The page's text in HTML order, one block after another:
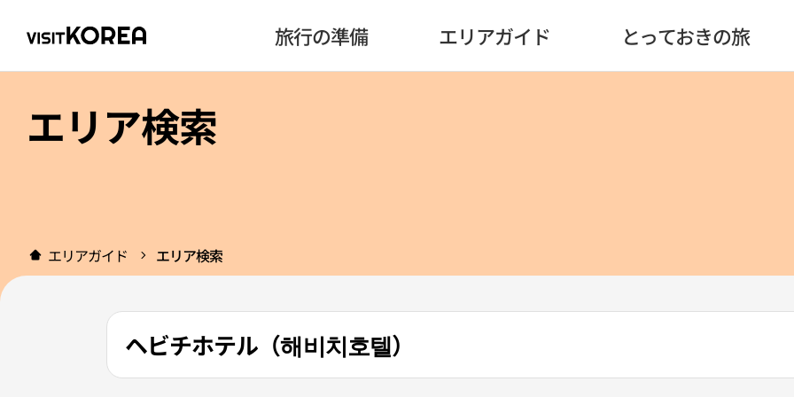
旅行の準備 エリアガイド とっておきの旅
エリア検索
エリアガイド エリア検索
ヘビチホテル（해비치호텔）